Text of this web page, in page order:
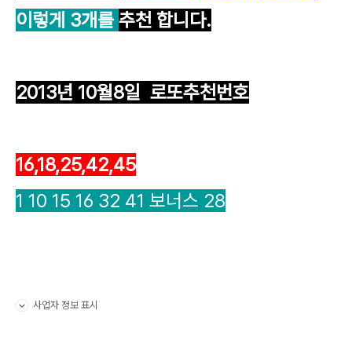
이렇게 3개를 추천 합니다.
2013년 10월8일 로또추천번호
16,18,25,42,45
1 10 15 16 32 41 보너스 28
사업자 정보 표시